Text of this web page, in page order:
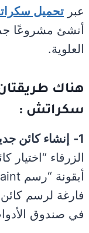
عبر تحميل
أنشئ مشروعًا
العلوية.
هناك
سكراتش :
1-
إنشاء كائن
فارغة لرسم
في صندوق